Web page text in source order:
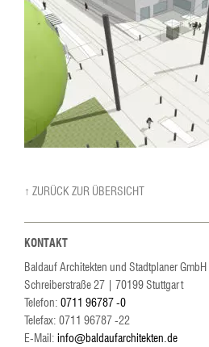
↑ ZURÜCK ZUR ÜBERSICHT
KONTAKT
Baldauf Architekten und Stadtplaner GmbH
Schreiberstraße 27| 70199Stuttgart
Telefon: 0711 96787 -0
Telefax: 0711 96787 -22
E-Mail: info@baldaufarchitekten.de